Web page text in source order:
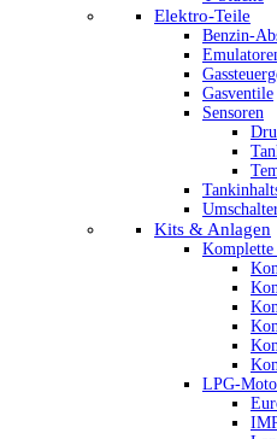
Elektro-Teile
Benzin-
Gasventile
Sensoren
Kits & Anlagen
Komplette
LPG-